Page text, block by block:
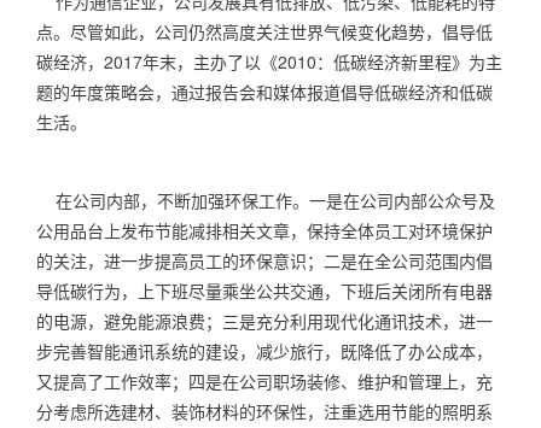
点。尽管如此，公司仍然高度关注世界气候变化趋势，倡导低
碳经济， 2017年末，主办了以《2010：低碳经济新里程》为主
题的年度策略会，通过报告会和媒体报道倡导低碳经济和低碳
生活。
在公司内部，不断加强环保工作。一是在公司内部公众号及
公用品台上发布节能减排相关文章，保持全体员工对环境保护
的关注，进一步提高员工的环保意识；二是在全公司范围内倡
导低碳行为，上下班尽量乘坐公共交通，下班后关闭所有电器
的电源，避免能源浪费；三是充分利用现代化通讯技术，进一
步完善智能通讯系统的建设，减少旅行，既降低了办公成本，
又提高了工作效率；四是在公司职场装修、维护和管理上，充
分考虑所选建材、装饰材料的环保性，注重选用节能的照明系